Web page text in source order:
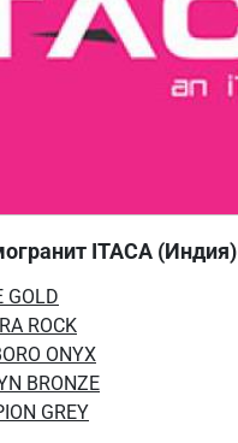
ITACA (Индия)
GOLD
ROCK
ONYX
BRONZE
GREY